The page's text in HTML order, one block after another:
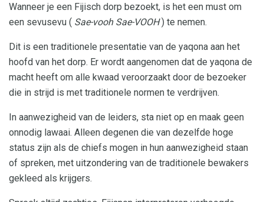
Wanneer je een Fijisch dorp bezoekt, is het een must om
een ​​sevusevu ( Sae-vooh Sae-VOOH) te nemen.
Dit is een traditionele presentatie van de yaqona aan het
hoofd van het dorp. Er wordt aangenomen dat de yaqona de
macht heeft om alle kwaad veroorzaakt door de bezoeker
die in strijd is met traditionele normen te verdrijven.
In aanwezigheid van de leiders, sta niet op en maak geen
onnodig lawaai. Alleen degenen die van dezelfde hoge
status zijn als de chiefs mogen in hun aanwezigheid staan ​​
of spreken, met uitzondering van de traditionele bewakers
gekleed als krijgers.